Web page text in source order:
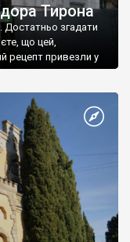
Тирона
Достатньо згадати
що цей,
рецепт привезли у